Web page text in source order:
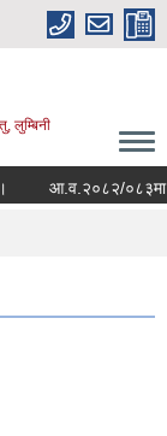
लुम्बिनी
आ.व.२०८२/०८३मा